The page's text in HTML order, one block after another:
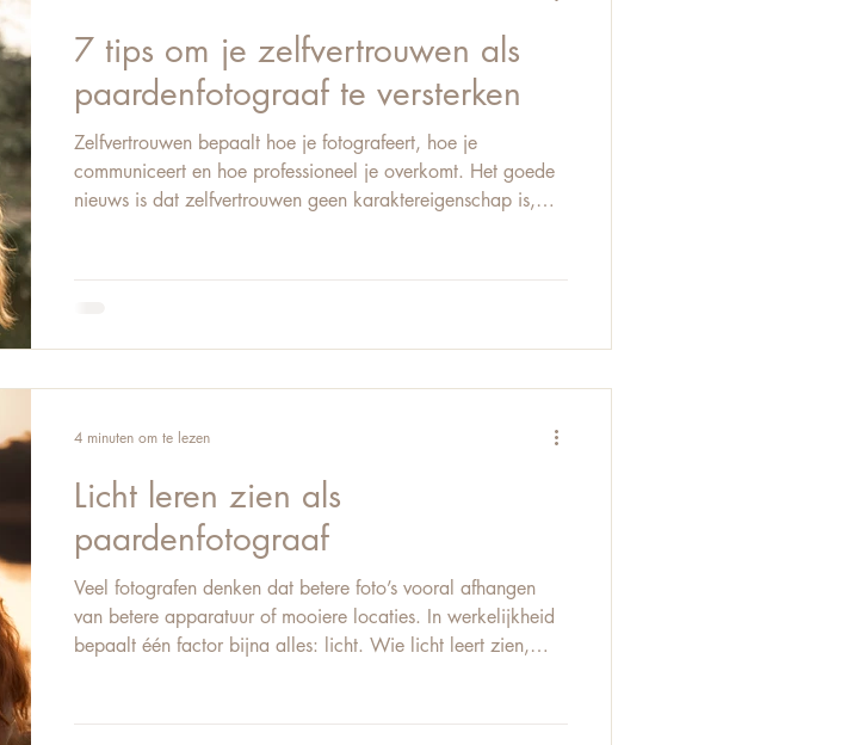
7 tips om je zelfvertrouwen als
paardenfotograaf te versterken
Zelfvertrouwen bepaalt hoe je fotografeert, hoe je
communiceert en hoe professioneel je overkomt. Het goede
nieuws is dat zelfvertrouwen geen karaktereigenschap is,
met kijken naar je eigen groei Vergelijken met anderen
iemand anders, nooit het proces daarachter. Kijk in plaats
Licht leren zien als
paardenfotograaf
Veel fotografen denken dat betere foto’s vooral afhangen
van betere apparatuur of mooiere locaties. In werkelijkheid
bepaalt één factor bijna alles: licht. Wie licht leert zien,
en een beeld met sfeer, diepte en emotie. Licht is geen
4 minuten om te lezen